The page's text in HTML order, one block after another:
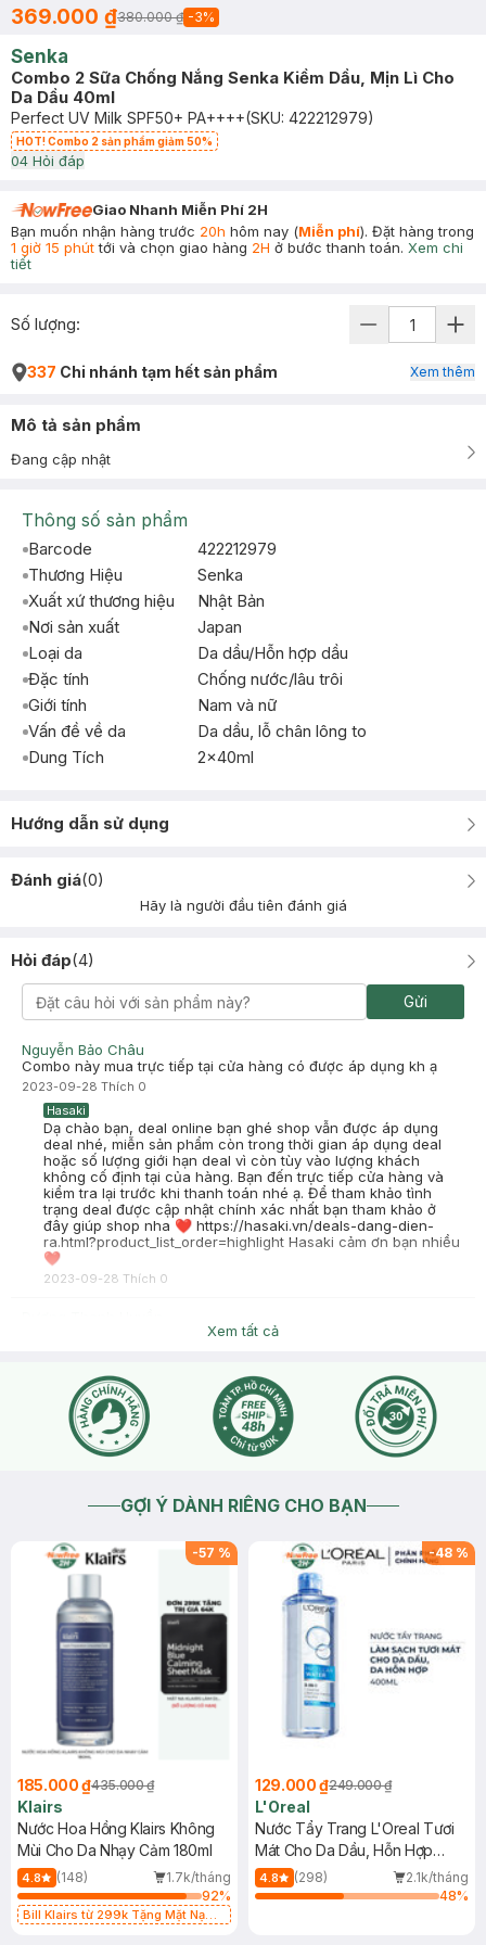
369.000 ₫380.000 ₫ -3%
Senka
Combo 2 Sữa Chống Nắng Senka Kiềm Dầu, Mịn Lì Cho
Da Dầu 40ml
Perfect UV Milk SPF50+ PA++++(SKU: 422212979)
HOT! Combo 2 sản phẩm giảm 50%
04 Hỏi đáp
Giao Nhanh Miễn Phí 2H
Bạn muốn nhận hàng trước 20h hôm nay (Miễn phí). Đặt hàng trong
1 giờ 15 phúttới và chọn giao hàng 2H ở bước thanh toán. Xem chi
tiết
Số lượng:
337 Chi nhánh tạm hết sản phẩm Xem thêm
Mô tả sản phẩm
Đang cập nhật
Thông số sản phẩm
Barcode
422212979
Thương Hiệu
Senka
Xuất xứ thương hiệu
Nhật Bản
Nơi sản xuất
Japan
Loại da
Da dầu/Hỗn hợp dầu
Đặc tính
Chống nước/lâu trôi
Giới tính
Nam và nữ
Vấn đề về da
Da dầu, lỗ chân lông to
Dung Tích
2x40ml
Hướng dẫn sử dụng
Đánh giá(0)
Hãy là người đầu tiên đánh giá
Hỏi đáp(4)
Gửi
Nguyễn Bảo Châu
Combo này mua trực tiếp tại cửa hàng có được áp dụng kh ạ
2023-09-28 Thích 0
Hasaki
Dạ chào bạn, deal online bạn ghé shop vẫn được áp dụng
deal nhé, miễn sản phẩm còn trong thời gian áp dụng deal
hoặc số lượng giới hạn deal vì còn tùy vào lượng khách
không cố định tại của hàng. Bạn đến trực tiếp cửa hàng và
kiểm tra lại trước khi thanh toán nhé ạ. Để tham khảo tình
trạng deal được cập nhật chính xác nhất bạn tham khảo ở
đây giúp shop nha ❤ https://hasaki.vn/deals-dang-dien-
ra.html?product_list_order=highlight Hasaki cảm ơn bạn nhiều
❤
2023-09-28 Thích 0
Tôi xin xác nhận đơn hàng vừa đặt
Hasaki xin chào , để tiện hỗ trợ hơn cho bạn , bạn nhấn nút
phần "chat với chúng tôi" cho mình biết thêm tình trạng da
bạn nhé !
2023-09-06Thích
Xem tất cả
GỢI Ý DÀNH RIÊNG CHO BẠN
-57 %
185.000 ₫435.000 ₫
Klairs
Nước Hoa Hồng Klairs Không
Mùi Cho Da Nhạy Cảm 180ml
4.8 (148)
1.7k/tháng
92%
Bill Klairs từ 299k Tặng Mặt Nạ
-48 %
129.000 ₫249.000 ₫
L'Oreal
Nước Tẩy Trang L'Oreal Tươi
Mát Cho Da Dầu, Hỗn Hợp
400ml
4.8 (298)
2.1k/tháng
48%